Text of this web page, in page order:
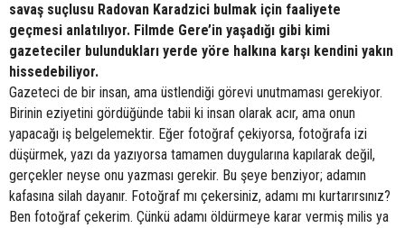
savaş suçlusu Radovan Karadzici bulmak için faaliyete
geçmesi anlatılıyor. Filmde Gere’in yaşadığı gibi kimi
gazeteciler bulundukları yerde yöre halkına karşı kendini yakın
hissedebiliyor.
Gazeteci de bir insan, ama üstlendiği görevi unutmaması gerekiyor.
Birinin eziyetini gördüğünde tabii ki insan olarak acır, ama onun
yapacağı iş belgelemektir. Eğer fotoğraf çekiyorsa, fotoğrafa izi
düşürmek, yazı da yazıyorsa tamamen duygularına kapılarak değil,
gerçekler neyse onu yazması gerekir. Bu şeye benziyor; adamın
kafasına silah dayanır. Fotoğraf mı çekersiniz, adamı mı kurtarırsınız?
Ben fotoğraf çekerim. Çünkü adamı öldürmeye karar vermiş milis ya